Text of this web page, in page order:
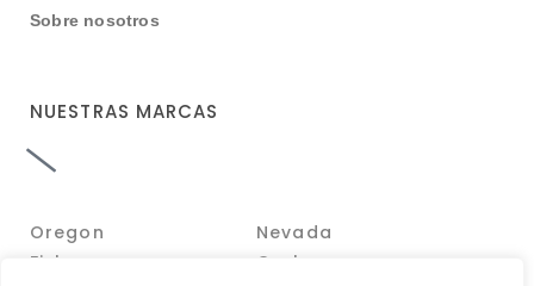
Sobre nosotros
NUESTRAS MARCAS
Oregon Nevada
Fiskars Gerber